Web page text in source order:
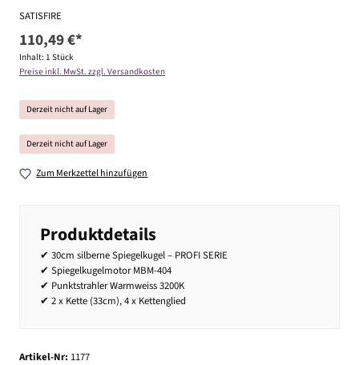
SATISFIRE
110,49 €*
Inhalt: 1 Stück
Preise inkl. MwSt. zzgl. Versandkosten
Derzeit nicht auf Lager
Derzeit nicht auf Lager
Zum Merkzettel hinzufügen
Produktdetails
✔ 30cm silberne Spiegelkugel – PROFI SERIE
✔ Spiegelkugelmotor MBM-404
✔ Punktstrahler Warmweiss 3200K
✔ 2 x Kette (33cm), 4 x Kettenglied
Artikel-Nr: 1177